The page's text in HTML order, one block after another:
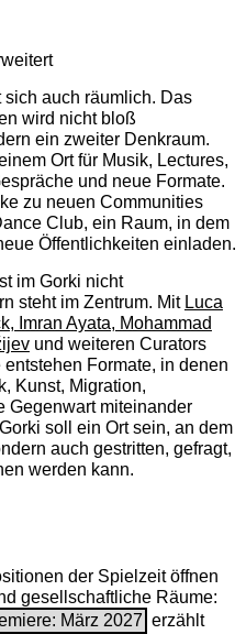
sich auch räumlich. Das
wird nicht bloß
ein zweiter Denkraum.
Ort für Musik, Lectures,
und neue Formate.
zu neuen Communities
Club, ein Raum, in dem
Öffentlichkeiten einladen.
im Gorki nicht
steht im Zentrum. Mit Luca
Imran Ayata, Mohammad
und weiteren Curators
Formate, in denen
Kunst, Migration,
Gegenwart miteinander
soll ein Ort sein, an dem
auch gestritten, gefragt,
werden kann.
der Spielzeit öffnen
gesellschaftliche Räume:
März 2027 erzählt